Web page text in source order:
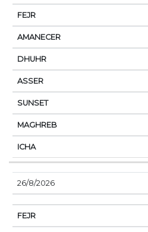
26/8/2026